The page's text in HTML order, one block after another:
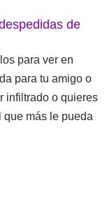
de
para ver en
para tu amigo o
infiltrado o quieres
más le pueda